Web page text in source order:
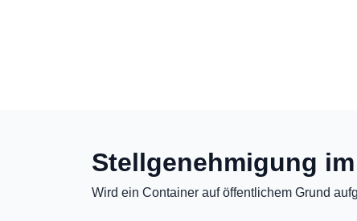
Stellgenehmigung
Wird ein Container auf öffentlichem Grund